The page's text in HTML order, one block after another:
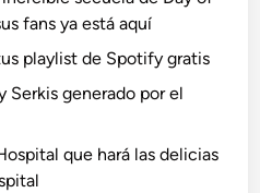
fans ya está aquí
playlist de Spotify gratis
Serkis generado por el
que hará las delicias